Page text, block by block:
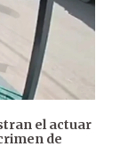
el actuar
de